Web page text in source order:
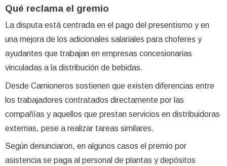
Qué reclama el gremio
La disputa está centrada en el pago del presentismo y en
una mejora de los adicionales salariales para choferes y
ayudantes que trabajan en empresas concesionarias
vinculadas a la distribución de bebidas.
Desde Camioneros sostienen que existen diferencias entre
los trabajadores contratados directamente por las
compañías y aquellos que prestan servicios en distribuidoras
externas, pese a realizar tareas similares.
Según denunciaron, en algunos casos el premio por
asistencia se paga al personal de plantas y depósitos